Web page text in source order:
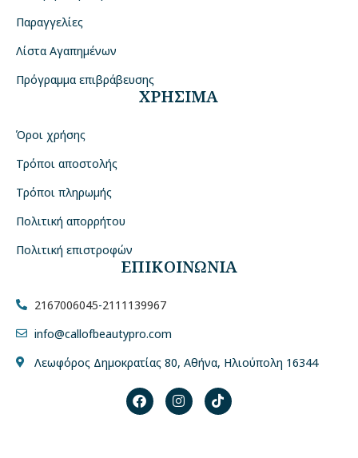
Παραγγελίες
Λίστα Αγαπημένων
Πρόγραμμα επιβράβευσης
ΧΡΗΣΙΜΑ
Όροι χρήσης
Τρόποι αποστολής
Τρόποι πληρωμής
Πολιτική απορρήτου
Πολιτική επιστροφών
ΕΠΙΚΟΙΝΩΝΙΑ
2167006045-2111139967
info@callofbeautypro.com
Λεωφόρος Δημοκρατίας 80, Αθήνα, Ηλιούπολη 16344